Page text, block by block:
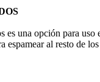
es una opción para
espamear al resto de